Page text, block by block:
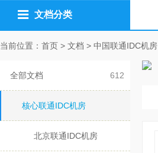
文档分类
当前位置： 首页 > 文档 > 中国联通IDC机房
全部文档 612
核心联通IDC机房
北京联通IDC机房